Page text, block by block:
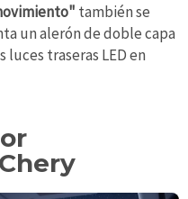
también se
un alerón de doble capa
traseras LED en